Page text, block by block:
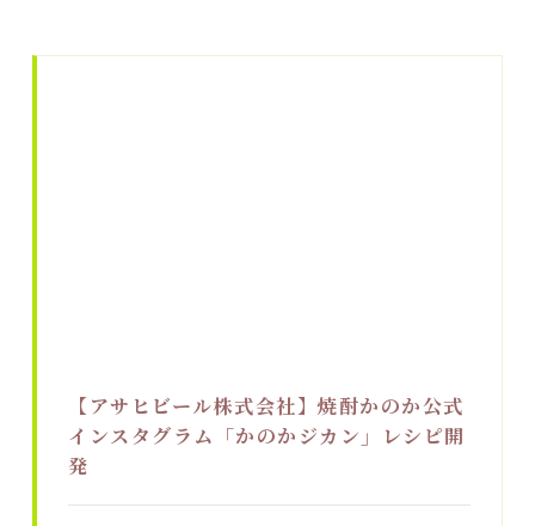
【アサヒビール株式会社】焼酎かのか公式
インスタグラム「かのかジカン」レシピ開
発